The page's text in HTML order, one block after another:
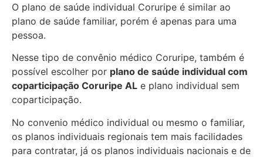
O plano de saúde individual Coruripe é similar ao
plano de saúde familiar, porém é apenas para uma
pessoa.
Nesse tipo de convênio médico Coruripe, também é
possível escolher por plano de saúde individual com
coparticipação Coruripe AL e plano individual sem
coparticipação.
No convenio médico individual ou mesmo o familiar,
os planos individuais regionais tem mais facilidades
para contratar, já os planos individuais nacionais e de